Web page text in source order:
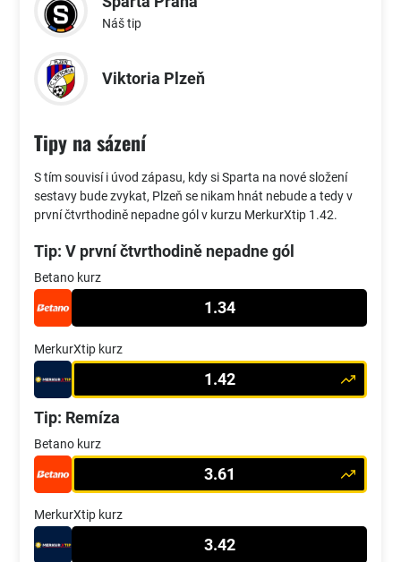
Náš tip
Viktoria Plzeň
Tipy na sázení
S tím souvisí i úvod zápasu, kdy si Sparta na nové složení
sestavy bude zvykat, Plzeň se nikam hnát nebude a tedy v
první čtvrthodině nepadne gól v kurzu MerkurXtip 1.42.
Tip: V první čtvrthodině nepadne gól
Betano kurz
1.34
MerkurXtip kurz
1.42
Tip: Remíza
Betano kurz
3.61
MerkurXtip kurz
3.42